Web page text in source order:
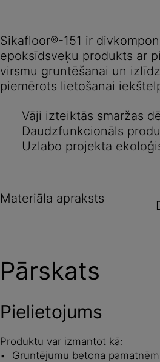
Sikafloor®-151 ir
epoksīdsveķu produkts ar
virsmu gruntēšanai un
piemērots lietošanai
Vāji izteiktās smaržas
Daudzfunkcionāls
Uzlabo projekta
Materiāla apraksts
Pārskats
Pielietojums
Produktu var izmantot kā:
Gruntējumu betona